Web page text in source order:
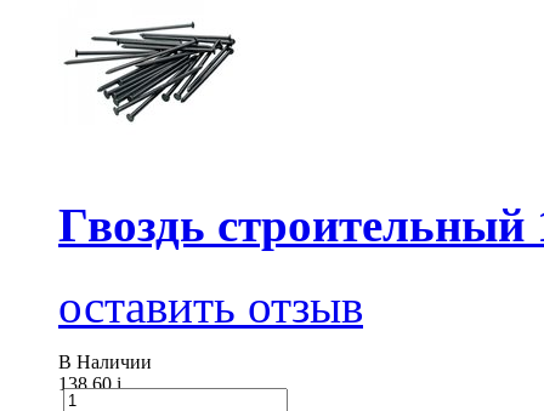
Гвоздь строительный
оставить отзыв
В Наличии
138.60i